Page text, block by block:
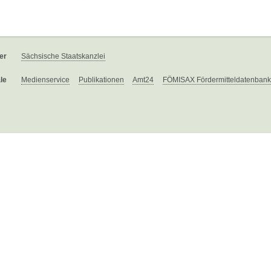
Sächsische Staatskanzlei
Medienservice Publikationen Amt24 FÖMISAX Fördermitteldatenbank